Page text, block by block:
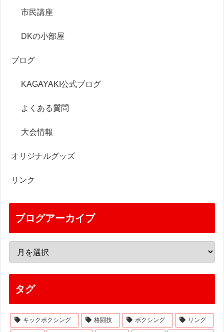
市民講座
DKの小部屋
ブログ
KAGAYAKI公式ブログ
よくある質問
大会情報
オリジナルグッズ
リンク
ブログアーカイブ
タグ
キックボクシング 格闘技 ボクシング リング